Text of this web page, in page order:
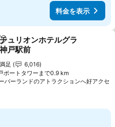
料金を表示
お気に入りに追加
ュリオンホテルグラ
戸駅前
のランク
満足
6,016
ポートタワーまで0.9 km
バーランドのアトラクションへ好アクセ